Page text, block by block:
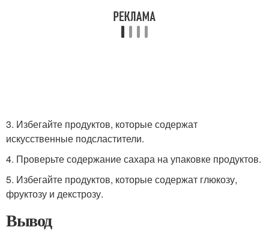
3. Избегайте продуктов, которые содержат
искусственные подсластители.
4. Проверьте содержание сахара на упаковке продуктов.
5. Избегайте продуктов, которые содержат глюкозу,
фруктозу и декстрозу.
Вывод